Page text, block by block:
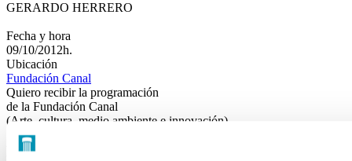
GERARDO HERRERO
Fecha y hora
09/10/2012h.
Ubicación
Fundación Canal
Quiero recibir la programación
de la Fundación Canal
(Arte, cultura, medio ambiente e innovación)
FUNDACIÓN CANAL